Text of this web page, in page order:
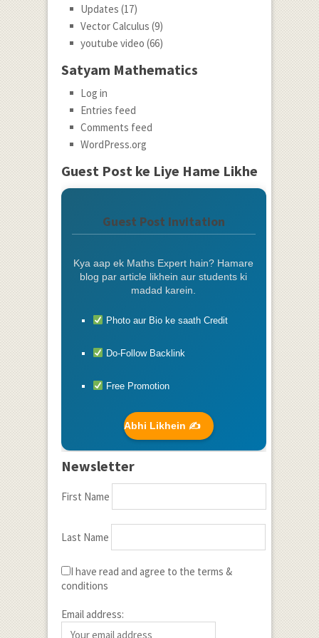
Updates (17)
Vector Calculus (9)
youtube video (66)
Satyam Mathematics
Log in
Entries feed
Comments feed
WordPress.org
Guest Post ke Liye Hame Likhe
Guest Post Invitation
Kya aap ek Maths Expert hain? Hamare
blog par article likhein aur students ki
madad karein.
Photo aur Bio ke saath Credit
Do-Follow Backlink
Free Promotion
Abhi Likhein ✍️
Newsletter
First Name
Last Name
I have read and agree to the terms &
conditions
Email address: